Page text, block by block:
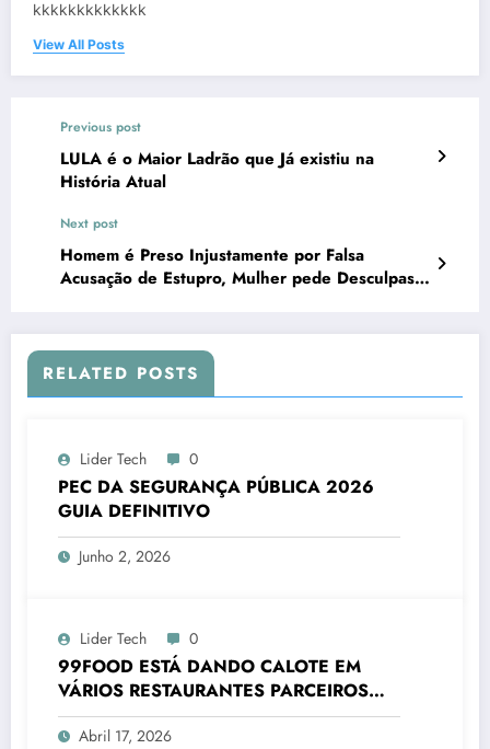
kkkkkkkkkkkkk
View All Posts
Previous post
LULA é o Maior Ladrão que Já existiu na
História Atual
Next post
Homem é Preso Injustamente por Falsa
Acusação de Estupro, Mulher pede Desculpas
RELATED POSTS
Lider Tech 0
PEC DA SEGURANÇA PÚBLICA 2026
GUIA DEFINITIVO
Junho 2, 2026
Lider Tech 0
99FOOD ESTÁ DANDO CALOTE EM
VÁRIOS RESTAURANTES PARCEIROS
2026
Abril 17, 2026